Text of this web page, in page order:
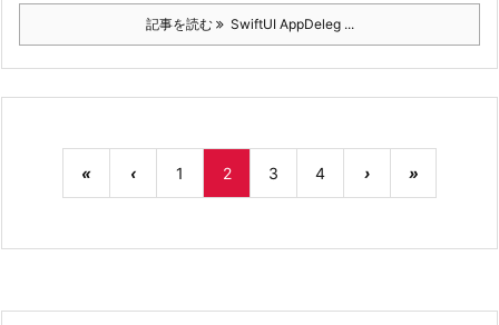
記事を読む SwiftUI AppDeleg ...
« ‹ 1 2 3 4 › »